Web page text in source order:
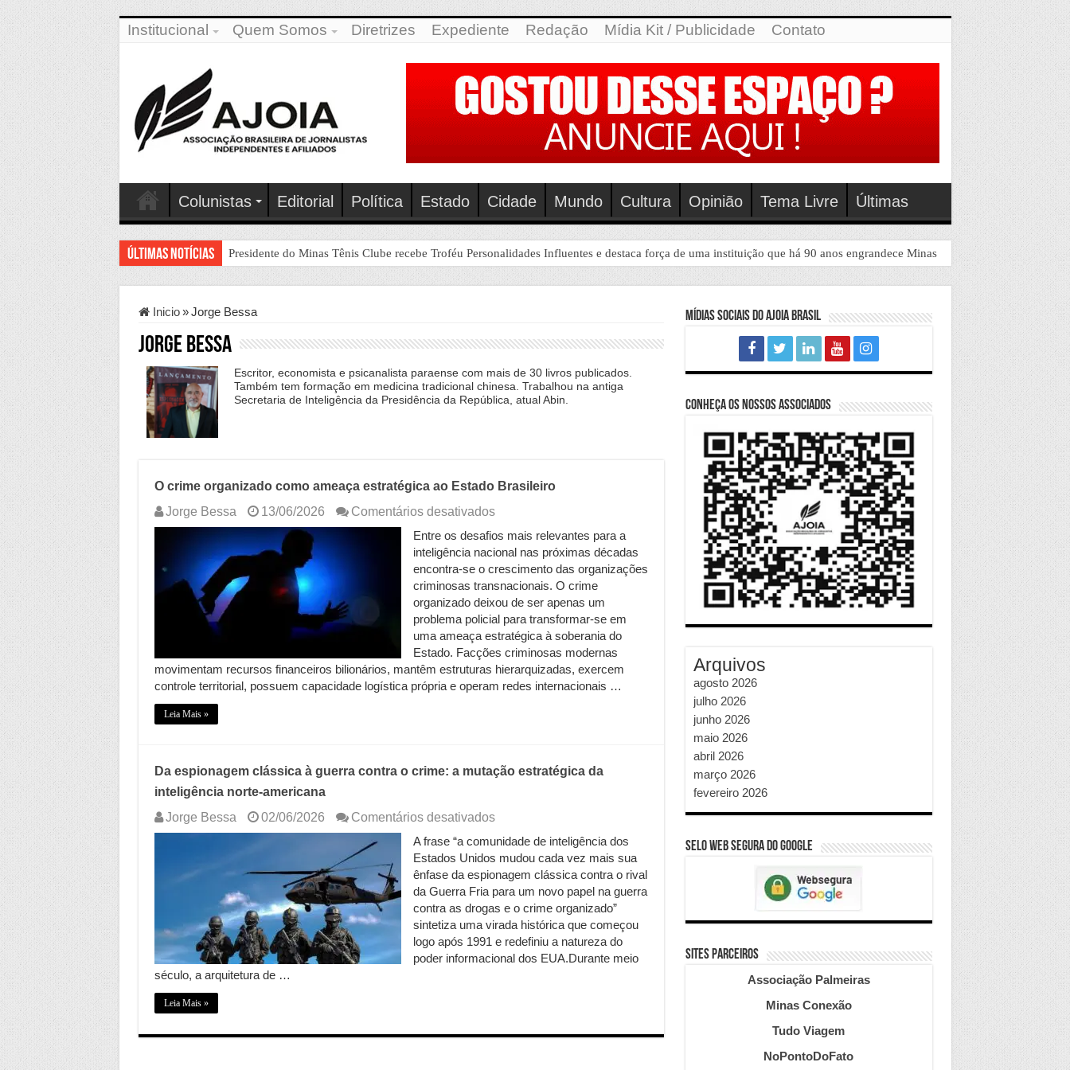
Institucional Quem Somos Diretrizes Expediente Redação Mídia Kit / Publicidade Contato
Colunistas Editorial Política Estado Cidade Mundo Cultura Opinião Tema Livre Últimas
Últimas Notícias
Presidente do Minas Tênis Clube recebe Troféu Personalidades Influentes e destaca força de uma instituição que há 90 anos engrandece Minas Gerais
Inicio » Jorge Bessa
Jorge Bessa
Escritor, economista e psicanalista paraense com mais de 30 livros publicados.
Também tem formação em medicina tradicional chinesa. Trabalhou na antiga
Secretaria de Inteligência da Presidência da República, atual Abin.
O crime organizado como ameaça estratégica ao Estado Brasileiro
Jorge Bessa
13/06/2026 Comentários desativadosem
crime
organizado
como
ameaça
estratégica
ao
Estado
Brasileiro
Entre os desafios mais relevantes para a
inteligência nacional nas próximas décadas
encontra-se o crescimento das organizações
criminosas transnacionais. O crime
organizado deixou de ser apenas um
problema policial para transformar-se em
uma ameaça estratégica à soberania do
Estado. Facções criminosas modernas
movimentam recursos financeiros bilionários, mantêm estruturas hierarquizadas, exercem
controle territorial, possuem capacidade logística própria e operam redes internacionais …
Leia Mais »
Da espionagem clássica à guerra contra o crime: a mutação estratégica da
inteligência norte-americana
Jorge Bessa
02/06/2026 Comentários desativadosem
espionagem
clássica
à
guerra
contra
o
crime:
a
mutação
americana
A frase “a comunidade de inteligência dos
Estados Unidos mudou cada vez mais sua
ênfase da espionagem clássica contra o rival
da Guerra Fria para um novo papel na guerra
contra as drogas e o crime organizado”
sintetiza uma virada histórica que começou
logo após 1991 e redefiniu a natureza do
poder informacional dos EUA.Durante meio
século, a arquitetura de …
Leia Mais »
Mídias Sociais do Ajoia Brasil
Conheça os nossos Associados
Arquivos
agosto 2026
julho 2026
junho 2026
maio 2026
abril 2026
março 2026
fevereiro 2026
SELO WEB SEGURA do GOOGLE
SITES PARCEIROS
Associação Palmeiras
Minas Conexão
Tudo Viagem
NoPontoDoFato